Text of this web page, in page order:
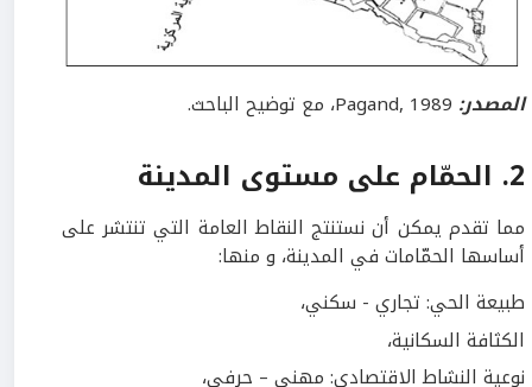
المصدر:
2
. الحمّام على مستوى المدينة
مما تقدم يمكن أن نستنتج النقاط العامة التي تنتشر على
أساسها الحمّامات في المدينة، و منها:
طبيعة الحي: تجاري - سكني،
الكثافة السكانية،
نوعية النشاط الاقتصادي: مهني – حرفي،